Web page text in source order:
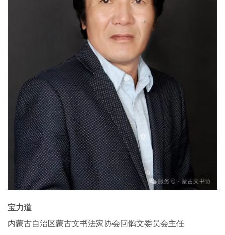
宝力道
内蒙古自治区蒙古文书法家协会回鹘文委员会主任